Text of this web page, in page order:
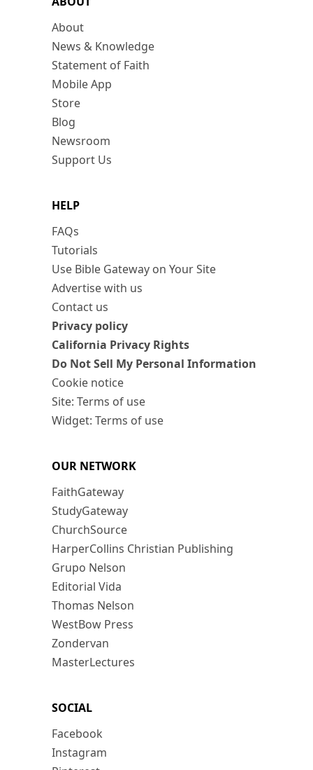
About
News & Knowledge
Statement of Faith
Mobile App
Store
Blog
Newsroom
Support Us
HELP
FAQs
Tutorials
Use Bible Gateway on Your Site
Advertise with us
Contact us
Privacy policy
California Privacy Rights
Do Not Sell My Personal Information
Cookie notice
Site: Terms of use
Widget: Terms of use
OUR NETWORK
FaithGateway
StudyGateway
ChurchSource
HarperCollins Christian Publishing
Grupo Nelson
Editorial Vida
Thomas Nelson
WestBow Press
Zondervan
MasterLectures
SOCIAL
Facebook
Instagram